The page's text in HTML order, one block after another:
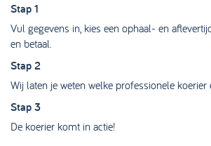
Stap 1
Vul gegevens in, kies een ophaal- en
en betaal.
Stap 2
Wij laten je weten welke professionele koerier
Stap 3
De koerier komt in actie!